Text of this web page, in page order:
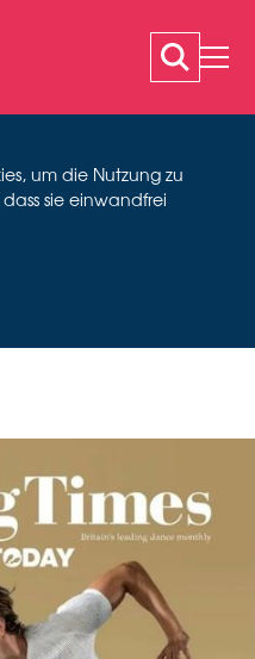
um die Nutzung zu
sie einwandfrei
FUTURE
UK, Oktober 2019